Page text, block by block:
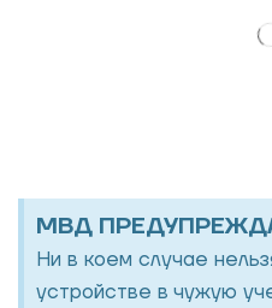
МВД
Ни в коем случае
устройстве в чужую